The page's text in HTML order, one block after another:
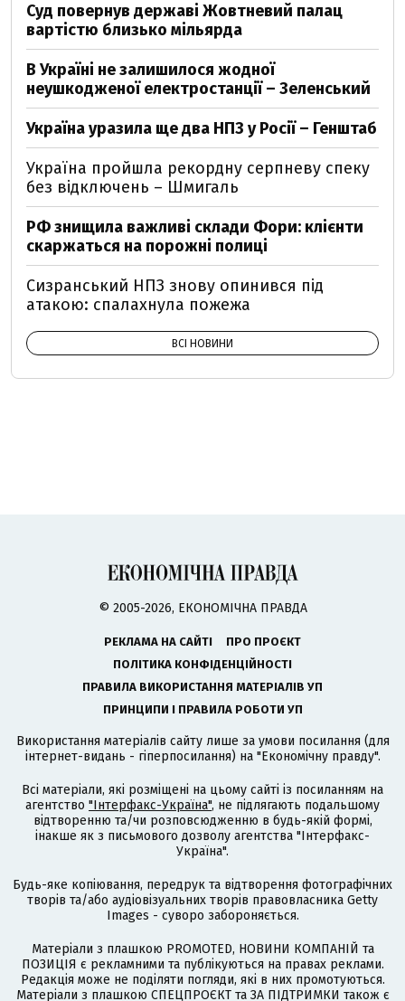
Суд повернув державі Жовтневий палац
вартістю близько мільярда
В Україні не залишилося жодної
неушкодженої електростанції – Зеленський
Україна уразила ще два НПЗ у Росії – Генштаб
Україна пройшла рекордну серпневу спеку
без відключень – Шмигаль
РФ знищила важливі склади Фори: клієнти
скаржаться на порожні полиці
Сизранський НПЗ знову опинився під
атакою: спалахнула пожежа
ВСІ НОВИНИ
© 2005-2026, ЕКОНОМІЧНА ПРАВДА
РЕКЛАМА НА САЙТІ
ПРО ПРОЄКТ
ПОЛІТИКА КОНФІДЕНЦІЙНОСТІ
ПРАВИЛА ВИКОРИСТАННЯ МАТЕРІАЛІВ УП
ПРИНЦИПИ І ПРАВИЛА РОБОТИ УП
Використання матеріалів сайту лише за умови посилання (для
інтернет-видань - гіперпосилання) на "Економічну правду".
Всі матеріали, які розміщені на цьому сайті із посиланням на
агентство "Інтерфакс-Україна", не підлягають подальшому
відтворенню та/чи розповсюдженню в будь-якій формі,
інакше як з письмового дозволу агентства "Інтерфакс-
Україна".
Будь-яке копіювання, передрук та відтворення фотографічних
творів та/або аудіовізуальних творів правовласника Getty
Images - суворо забороняється.
Матеріали з плашкою PROMOTED, НОВИНИ КОМПАНІЙ та
ПОЗИЦІЯ є рекламними та публікуються на правах реклами.
Редакція може не поділяти погляди, які в них промотуються.
Матеріали з плашкою СПЕЦПРОЄКТ та ЗА ПІДТРИМКИ також є